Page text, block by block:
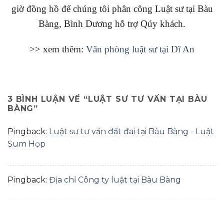
giờ đồng hồ để chúng tôi phân công Luật sư tại Bàu
Bàng, Bình Dương hỗ trợ Qúy khách.
>> xem thêm: Văn phòng luật sư tại Dĩ An
3 BÌNH LUẬN VỀ “LUẬT SƯ TƯ VẤN TẠI BÀU
BÀNG”
Pingback: Luật sư tư vấn đất đai tại Bàu Bàng - Luật
Sum Họp
Pingback: Địa chỉ Công ty luật tại Bàu Bàng